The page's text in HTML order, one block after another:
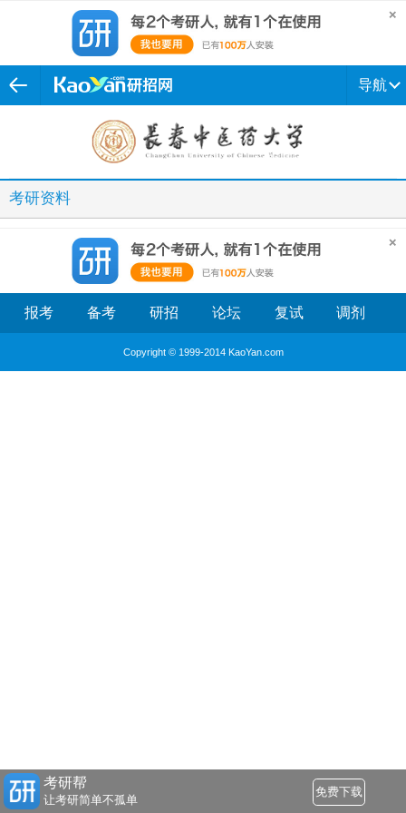
导航
考研资料
报考 备考 研招 论坛 复试 调剂
Copyright © 1999-2014 KaoYan.com
考研帮
让考研简单不孤单
免费下载